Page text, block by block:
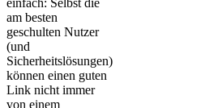
am besten
geschulten Nutzer
(und
Sicherheitslösungen)
können einen guten
Link nicht immer
von einem